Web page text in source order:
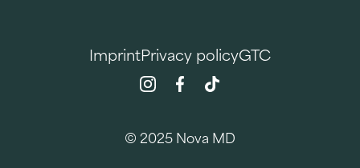
ImprintPrivacy policyGTC
© 2025 Nova MD